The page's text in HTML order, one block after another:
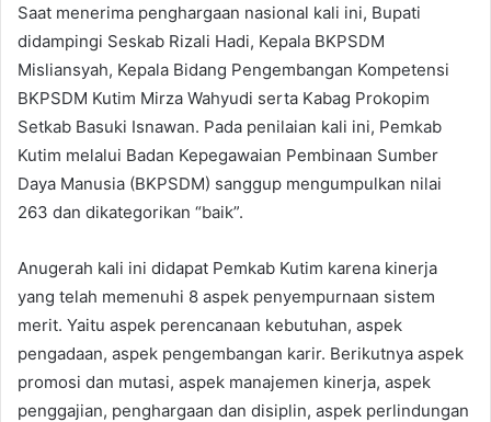
Saat menerima penghargaan nasional kali ini, Bupati
didampingi Seskab Rizali Hadi, Kepala BKPSDM
Misliansyah, Kepala Bidang Pengembangan Kompetensi
BKPSDM Kutim Mirza Wahyudi serta Kabag Prokopim
Setkab Basuki Isnawan. Pada penilaian kali ini, Pemkab
Kutim melalui Badan Kepegawaian Pembinaan Sumber
Daya Manusia (BKPSDM) sanggup mengumpulkan nilai
263 dan dikategorikan “baik”.
Anugerah kali ini didapat Pemkab Kutim karena kinerja
yang telah memenuhi 8 aspek penyempurnaan sistem
merit. Yaitu aspek perencanaan kebutuhan, aspek
pengadaan, aspek pengembangan karir. Berikutnya aspek
promosi dan mutasi, aspek manajemen kinerja, aspek
penggajian, penghargaan dan disiplin, aspek perlindungan